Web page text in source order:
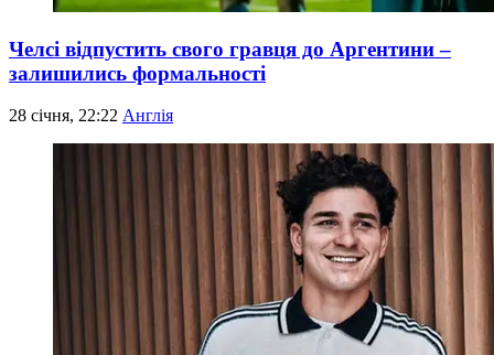
Челсі відпустить свого гравця до Аргентини –
залишились формальності
28 січня, 22:22 Англія